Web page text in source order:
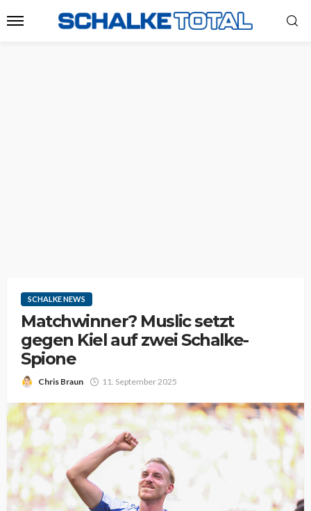
SCHALKE NEWS
Matchwinner? Muslic setzt
gegen Kiel auf zwei Schalke-
Spione
Chris Braun 11. September 2025